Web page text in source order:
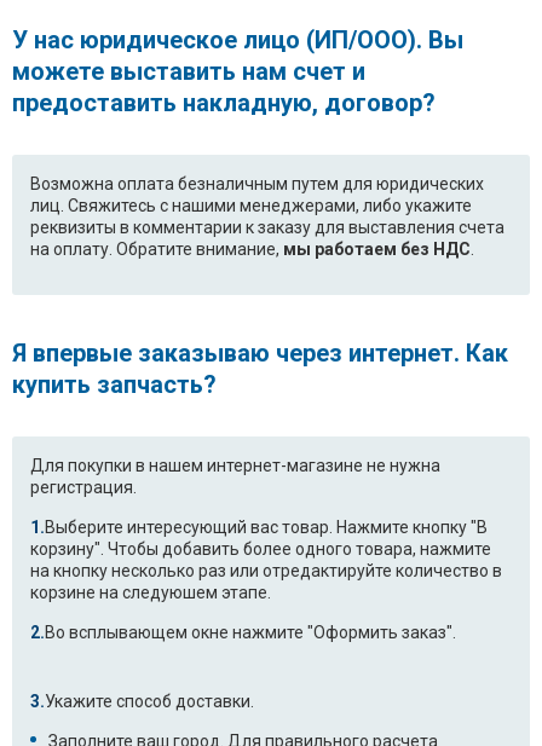
У нас юридическое лицо (ИП/ООО). Вы
можете выставить нам счет и
предоставить накладную, договор?
Возможна оплата безналичным путем для юридических
лиц. Свяжитесь с нашими менеджерами, либо укажите
реквизиты в комментарии к заказу для выставления счета
на оплату. Обратите внимание, мы работаем без НДС
Я впервые заказываю через интернет. Как
купить запчасть?
Для покупки в нашем интернет-магазине не нужна
регистрация.
Выберите интересующий вас товар. Нажмите кнопку "В
корзину". Чтобы добавить более одного товара, нажмите
на кнопку несколько раз или отредактируйте количество в
корзине на следуюшем этапе.
Во всплывающем окне нажмите "Оформить заказ".
Укажите способ доставки.
Заполните ваш город. Для правильного расчета